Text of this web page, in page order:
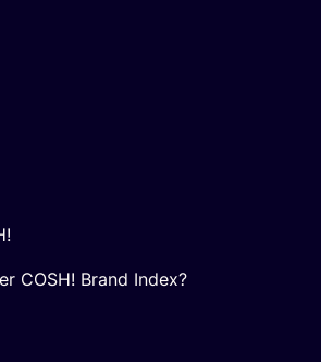
COSH! Brand Index?